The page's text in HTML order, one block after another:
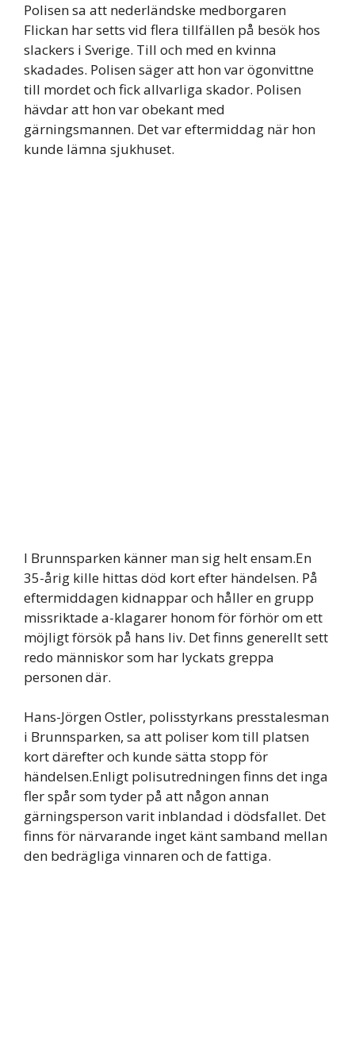
Polisen sa att nederländske medborgaren
Flickan har setts vid flera tillfällen på besök hos
slackers i Sverige. Till och med en kvinna
skadades. Polisen säger att hon var ögonvittne
till mordet och fick allvarliga skador. Polisen
hävdar att hon var obekant med
gärningsmannen. Det var eftermiddag när hon
kunde lämna sjukhuset.
I Brunnsparken känner man sig helt ensam.En
35-årig kille hittas död kort efter händelsen. På
eftermiddagen kidnappar och håller en grupp
missriktade a-klagarer honom för förhör om ett
möjligt försök på hans liv. Det finns generellt sett
redo människor som har lyckats greppa
personen där.
Hans-Jörgen Ostler, polisstyrkans presstalesman
i Brunnsparken, sa att poliser kom till platsen
kort därefter och kunde sätta stopp för
händelsen.Enligt polisutredningen finns det inga
fler spår som tyder på att någon annan
gärningsperson varit inblandad i dödsfallet. Det
finns för närvarande inget känt samband mellan
den bedrägliga vinnaren och de fattiga.